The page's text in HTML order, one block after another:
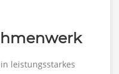
leistungsstarkes